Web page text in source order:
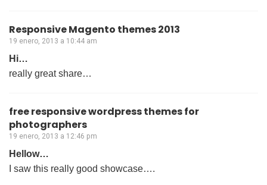
Responsive Magento themes 2013
19 enero, 2013 a 10:44 am
Hi…
really great share…
free responsive wordpress themes for
photographers
19 enero, 2013 a 12:46 pm
Hellow…
I saw this really good showcase….